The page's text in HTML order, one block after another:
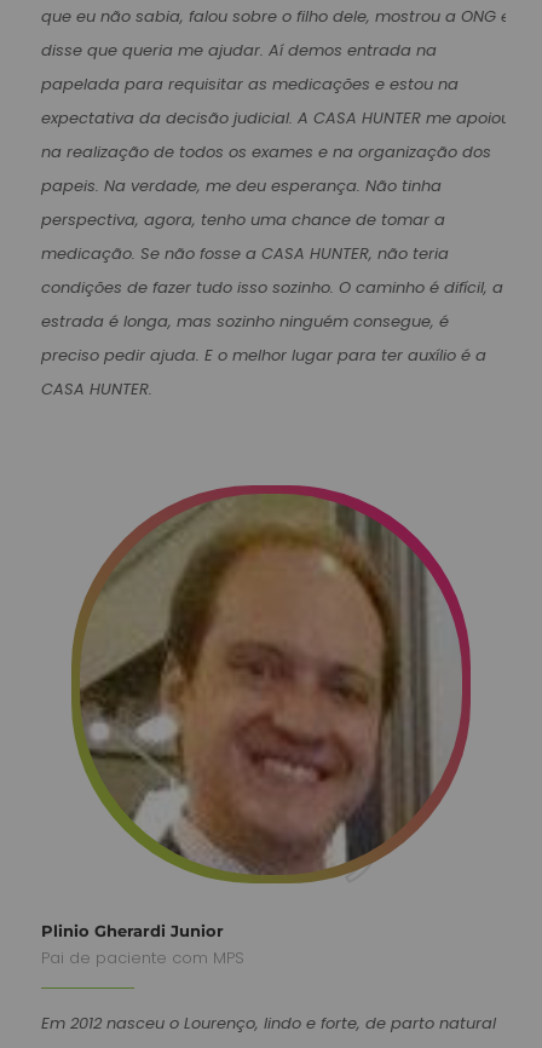
que eu não sabia, falou sobre o filho dele, mostrou a ONG e
disse que queria me ajudar. Aí demos entrada na
papelada para requisitar as medicações e estou na
expectativa da decisão judicial. A CASA HUNTER me apoiou
na realização de todos os exames e na organização dos
papeis. Na verdade, me deu esperança. Não tinha
perspectiva, agora, tenho uma chance de tomar a
medicação. Se não fosse a CASA HUNTER, não teria
condições de fazer tudo isso sozinho. O caminho é difícil, a
estrada é longa, mas sozinho ninguém consegue, é
preciso pedir ajuda. E o melhor lugar para ter auxílio é a
CASA HUNTER.
Plinio Gherardi Junior
Pai de paciente com MPS
Em 2012 nasceu o Lourenço, lindo e forte, de parto natural